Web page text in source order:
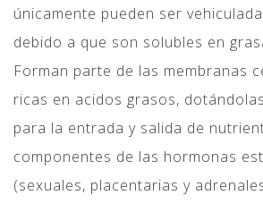
únicamente pueden ser
debido a que son solubles en
Forman parte de las membranas
ricas en acidos grasos,
para la entrada y salida de
componentes de las hormonas
(sexuales, placentarias y